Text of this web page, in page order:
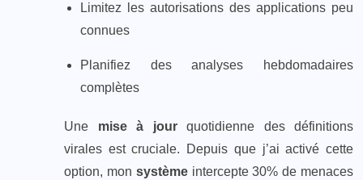
Limitez les autorisations des applications peu
connues
Planifiez des analyses hebdomadaires
complètes
Une mise à jourquotidienne des définitions
virales est cruciale. Depuis que j’ai activé cette
option, mon systèmeintercepte 30% de menaces